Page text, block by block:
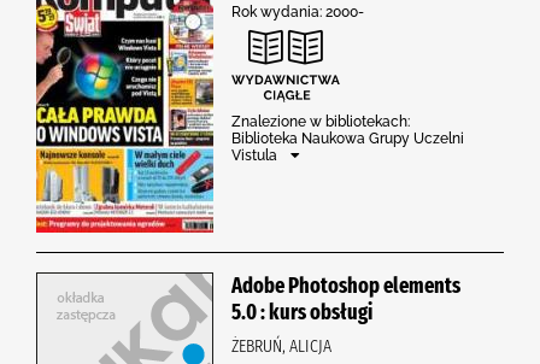
Rok wydania: 2000-
Znalezione w bibliotekach:
Biblioteka Naukowa Grupy Uczelni
Vistula
Adobe Photoshop elements
5.0 : kurs obsługi
ŻEBRUŃ, ALICJA